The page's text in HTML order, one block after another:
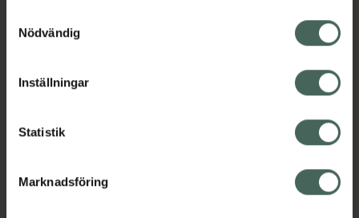
återkalla ditt samtycke via webbplatsens
cookieinställningar. Ett återkallat samtycke påverkar inte
lagligheten av behandling som skett innan återkallelsen.
Nödvändig
Inställningar
Statistik
Marknadsföring
Kategorier:
Hudvård
Veganska produkter
Innehåll Visa
Instruktioner Visa